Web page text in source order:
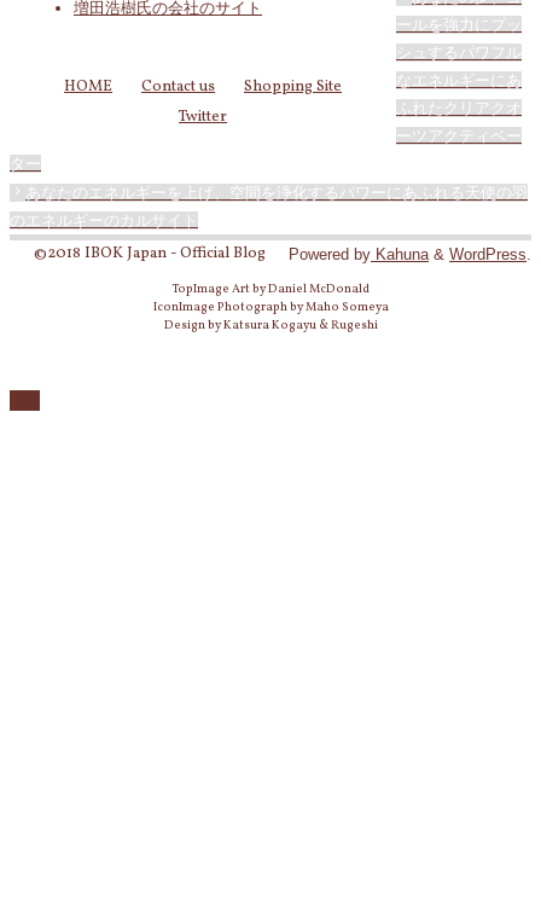
増田浩樹氏の会社のサイト
HOME Contact us
Shopping Site
Twitter
ールを強力にプッ
シュするパワフル
なエネルギーにあ
ふれたクリアクオ
ーツアクティベー
ター
あなたのエネルギーを上げ、空間を浄化するパワーにあふれる天使の羽
のエネルギーのカルサイト
Powered by Kahuna& WordPress.
©2018 IBOK Japan - Official Blog
TopImage Art by Daniel McDonald
IconImage Photograph by Maho Someya
Design by Katsura Kogayu & Rugeshi